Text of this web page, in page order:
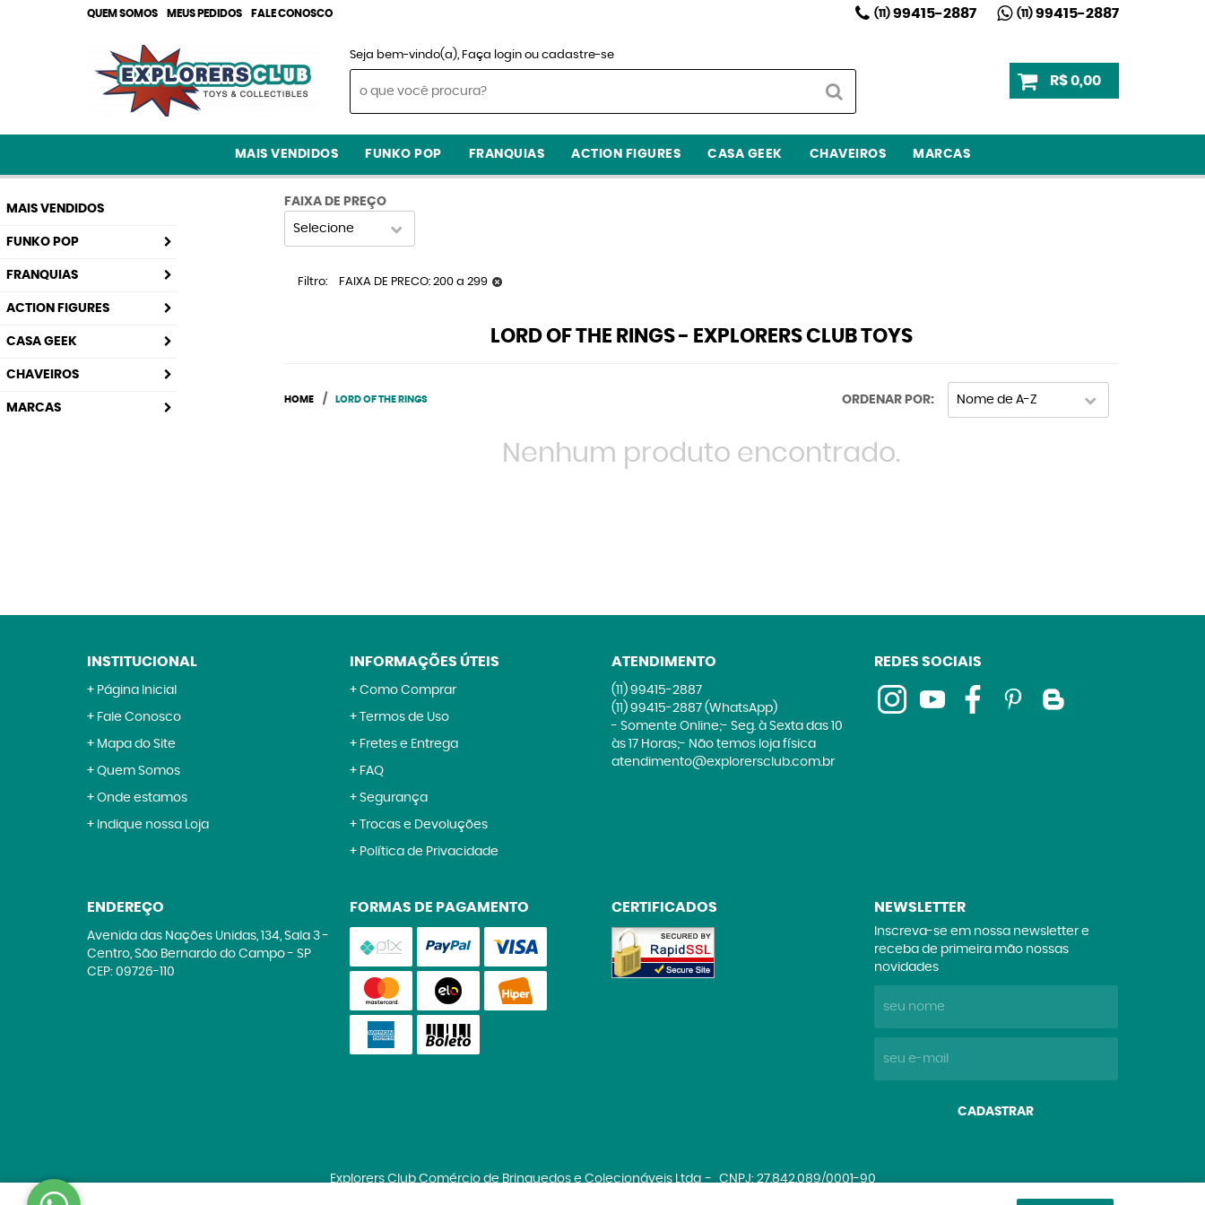
QUEM SOMOS MEUS PEDIDOS FALE CONOSCO (11)99415-2887 (11)99415-2887
Seja bem-vindo(a), Faça login ou cadastre-se
R$ 0,00
MAIS VENDIDOS FUNKO POP FRANQUIAS ACTION FIGURES CASA GEEK CHAVEIROS MARCAS
MAIS VENDIDOS
FUNKO POP
FRANQUIAS
ACTION FIGURES
CASA GEEK
CHAVEIROS
MARCAS
FAIXA DE PREÇO
Selecione
Filtro FAIXA DE PRECO: 200 a 299
LORD OF THE RINGS - EXPLORERS CLUB TOYS
HOME LORD OF THE RINGS ORDENAR POR Nome de A-Z
Nenhum produto encontrado.
INSTITUCIONAL
Página Inicial
Fale Conosco
Mapa do Site
Quem Somos
Onde estamos
Indique nossa Loja
INFORMAÇÕES ÚTEIS
Como Comprar
Termos de Uso
Fretes e Entrega
FAQ
Segurança
Trocas e Devoluções
Política de Privacidade
ATENDIMENTO
(11) 99415-2887
(11) 99415-2887 (WhatsApp)
- Somente Online;- Seg. à Sexta das 10
às 17 Horas;- Não temos loja física
atendimento@explorersclub.com.br
REDES SOCIAIS
ENDEREÇO
Avenida das Nações Unidas, 134, Sala 3-
Centro, São Bernardo do Campo- SP
CEP: 09726-110
FORMAS DE PAGAMENTO CERTIFICADOS NEWSLETTER
Inscreva-se em nossa newsletter e
receba de primeira mão nossas
novidades
CADASTRAR
Explorers Club Comércio de Brinquedos e Colecionáveis Ltda CNPJ: 27.842.089/0001-90